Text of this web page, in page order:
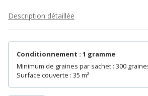
Description détaillée
Conditionnement : 1 gramme
Minimum de graines par sachet : 300
Surface couverte : 35 m²